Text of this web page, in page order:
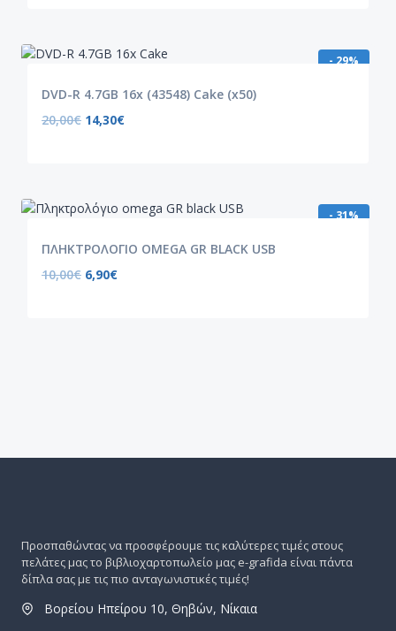
- 29%
DVD-R 4.7GB 16x (43548) Cake (x50)
20,00€ 14,30€
- 31%
ΠΛΗΚΤΡΟΛΟΓΙΟ OMEGA GR BLACK USB
10,00€ 6,90€
Προσπαθώντας να προσφέρουμε τις καλύτερες τιμές στους
πελάτες μας το βιβλιοχαρτοπωλείο μας e-grafida είναι πάντα
δίπλα σας με τις πιο ανταγωνιστικές τιμές!
Βορείου Ηπείρου 10, Θηβών, Νίκαια